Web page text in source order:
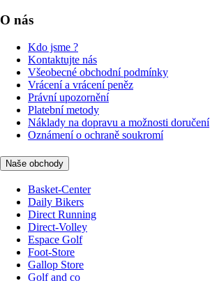
O nás
Kdo jsme ?
Kontaktujte nás
Všeobecné obchodní podmínky
Vrácení a vrácení peněz
Právní upozornění
Platební metody
Náklady na dopravu a možnosti doručení
Oznámení o ochraně soukromí
Naše obchody
Basket-Center
Daily Bikers
Direct Running
Direct-Volley
Espace Golf
Foot-Store
Gallop Store
Golf and co